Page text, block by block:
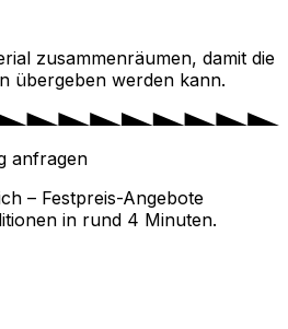
zusammenräumen, damit die
übergeben werden kann.
anfragen
– Festpreis-Angebote
in rund 4 Minuten.